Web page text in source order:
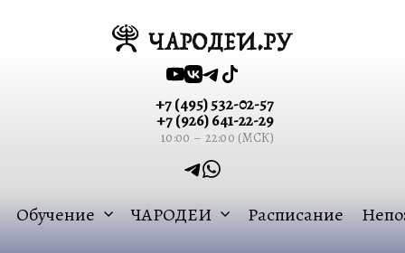
+7 (495) 532-02-57
+7 (926) 641-22-29
10:00 – 22:00 (МСК)
Обучение ЧАРОДЕИ Расписание